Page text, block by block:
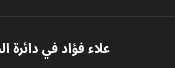
علاء فؤادفي دائرة